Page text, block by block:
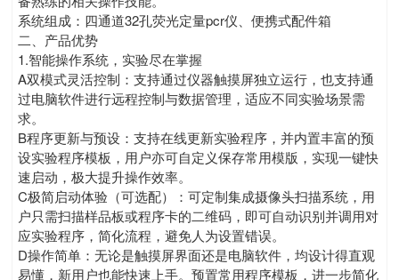
系统组成：四通道32孔荧光定量pcr仪、便携式配件箱
二、产品优势
1.智能操作系统，实验尽在掌握
A双模式灵活控制：支持通过仪器触摸屏独立运行，也支持通
过电脑软件进行远程控制与数据管理，适应不同实验场景需
求。
B程序更新与预设：支持在线更新实验程序，并内置丰富的预
设实验程序模板，用户亦可自定义保存常用模版，实现一键快
速启动，极大提升操作效率。
C极简启动体验（可选配）：可定制集成摄像头扫描系统，用
户只需扫描样品板或程序卡的二维码，即可自动识别并调用对
应实验程序，简化流程，避免人为设置错误。
D操作简单：无论是触摸屏界面还是电脑软件，均设计得直观
易懂，新用户也能快速上手。预置常用程序模板，进一步简化